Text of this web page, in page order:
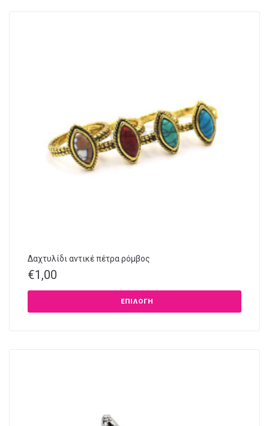
Δαχτυλίδι αντικέ πέτρα ρόμβος
€1,00
ΕΠΙΛΟΓΉ